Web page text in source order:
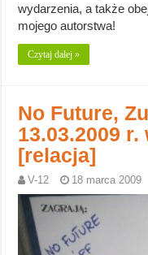
wydarzenia, a także
mojego autorstwa!
Czytaj dalej »
No Future,
13.03.2009
[relacja]
V-12 18 marca 2009